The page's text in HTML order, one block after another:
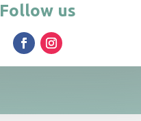
Follow us